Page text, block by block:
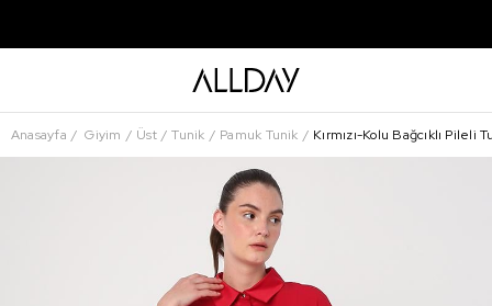
Anasayfa Giyim Üst Tunik Pamuk Tunik Kırmızı-Kolu Bağcıklı Pileli